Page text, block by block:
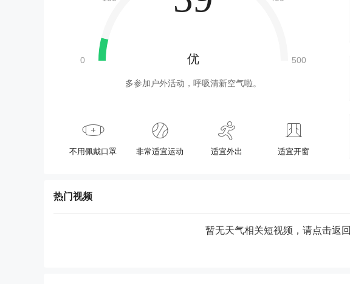
优
多参加户外活动，呼吸清新空气啦。
不用佩戴口罩 非常适宜运动 适宜外出 适宜开窗
热门视频
暂无天气相关短视频，请点击返回